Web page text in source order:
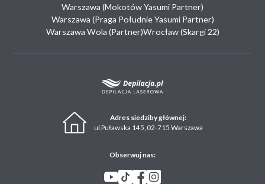
Warszawa (Mokotów Yasumi Partner)
Warszawa (Praga Południe Yasumi Partner)
Warszawa Wola (Partner)Wrocław (Skargi 22)
Adres siedziby głównej:
ul.Puławska 145, 02-715 Warszawa
Obserwuj nas: